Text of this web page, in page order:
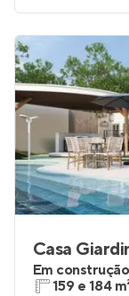
Casa
Em construção
159 e 184